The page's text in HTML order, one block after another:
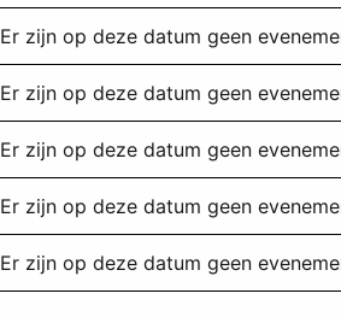
Er zijn op deze datum geen
Er zijn op deze datum geen
Er zijn op deze datum geen
Er zijn op deze datum geen
Er zijn op deze datum geen